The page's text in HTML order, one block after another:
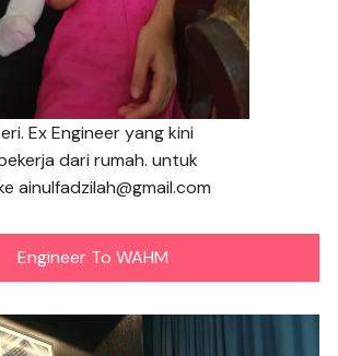
Ex Engineer yang kini
dari rumah. untuk
ainulfadzilah@gmail.com
Engineer To WAHM